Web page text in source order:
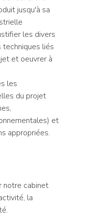
jusqu'à sa
les divers
liés
et oeuvrer à
les
du projet
et
appropriées.
notre cabinet
la